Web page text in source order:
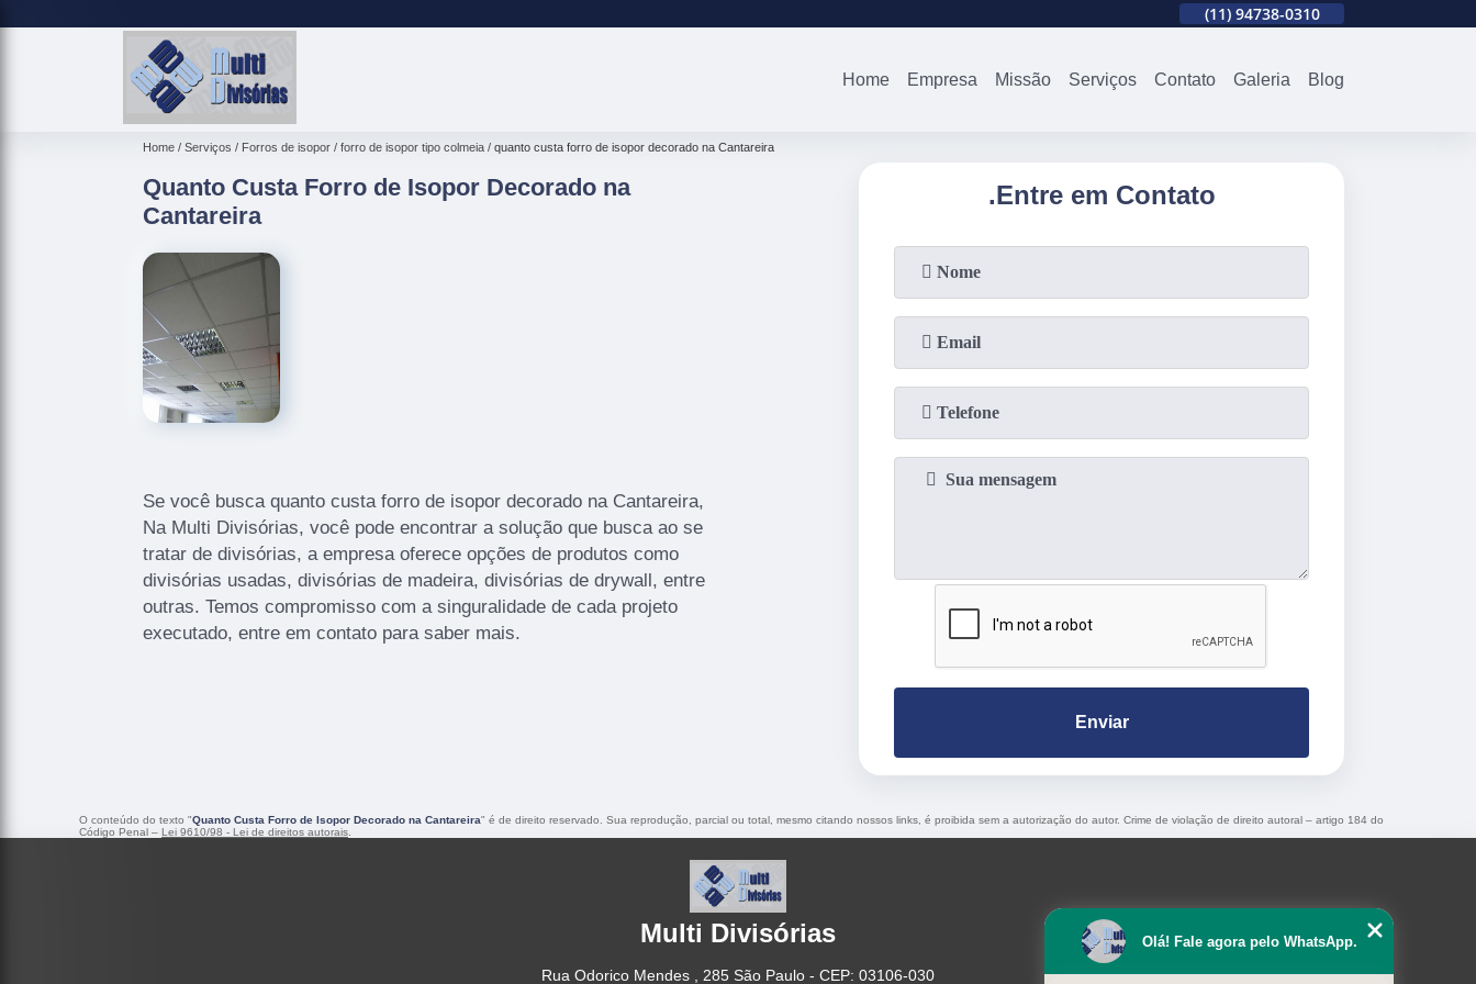
(11) 94738-0310
Home Empresa Missão Serviços Contato Galeria Blog
Home Serviços Forros de isopor forro de isopor tipo colmeia quanto custa forro de isopor decorado na Cantareira
Quanto Custa Forro de Isopor Decorado na
Cantareira
Se você busca quanto custa forro de isopor decorado na Cantareira,
Na Multi Divisórias, você pode encontrar a solução que busca ao se
tratar de divisórias, a empresa oferece opções de produtos como
divisórias usadas, divisórias de madeira, divisórias de drywall, entre
outras. Temos compromisso com a singuralidade de cada projeto
executado, entre em contato para saber mais.
.Entre em Contato
Enviar
O conteúdo do texto "Quanto Custa Forro de Isopor Decorado na Cantareira" é de direito reservado. Sua reprodução, parcial ou total, mesmo citando nossos links, é proibida sem a autorização do autor. Crime de violação de direito autoral – artigo 184 do
Código Penal – Lei 9610/98 - Lei de direitos autorais
Multi Divisórias
Rua Odorico Mendes , 285 São Paulo - CEP: 03106-030
Olá! Fale agora pelo WhatsApp.